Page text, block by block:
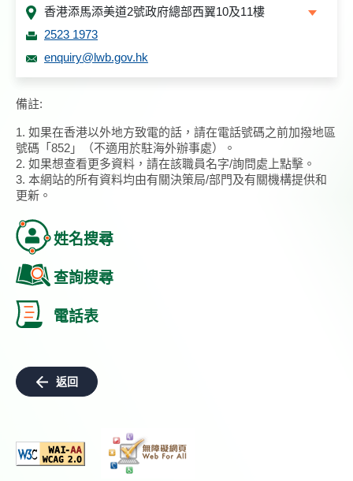
香港添馬添美道2號政府總部西翼10及11樓
2523 1973
enquiry@lwb.gov.hk
備註:
1. 如果在香港以外地方致電的話，請在電話號碼之前加撥地區
號碼「852」（不適用於駐海外辦事處）。
2. 如果想查看更多資料，請在該職員名字/詢問處上點擊。
3. 本網站的所有資料均由有關決策局/部門及有關機構提供和
更新。
姓名搜尋
查詢搜尋
電話表
返回